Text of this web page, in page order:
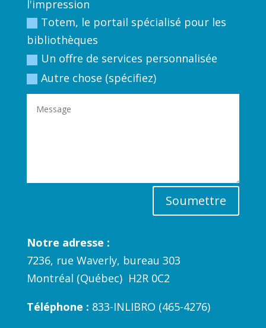
l'impression
Totem, le portail spécialisé pour les
bibliothèques
Un offre de services personnalisée
Autre chose (spécifiez)
Soumettre
Notre adresse :
7236, rue Waverly, bureau 303
Montréal (Québec) H2R 0C2
Téléphone : 833-INLIBRO (465-4276)